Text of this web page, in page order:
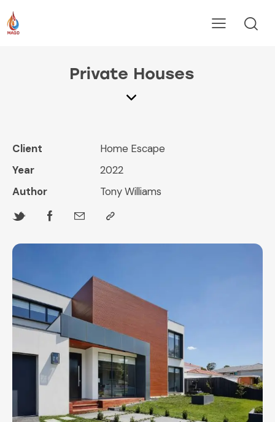
Private Houses
Client
Home Escape
Year
2022
Author
Tony Williams